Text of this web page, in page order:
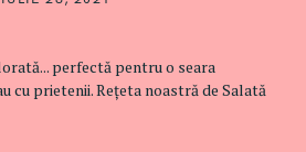
perfectă pentru o seara
cu prietenii. Rețeta noastră de Salată